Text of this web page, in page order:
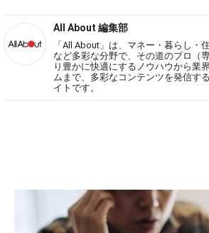
All About 編集部
「All About」は、マネー・暮らし・
など多彩な分野で、その道のプロ（
り豊かに快適にするノウハウから業
ムまで、多彩なコンテンツを発信す
イトです。